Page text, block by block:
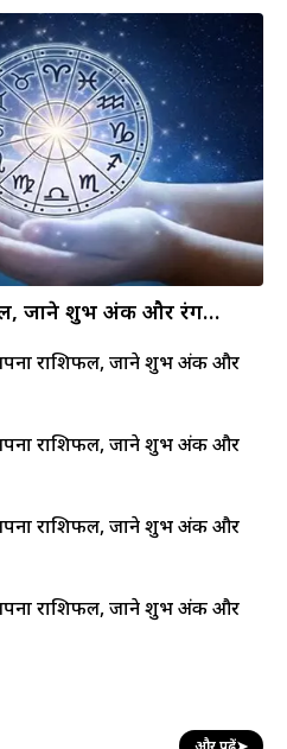
जाने शुभ अंक और रंग…
राशिफल, जाने शुभ अंक और
राशिफल, जाने शुभ अंक और
राशिफल, जाने शुभ अंक और
राशिफल, जाने शुभ अंक और